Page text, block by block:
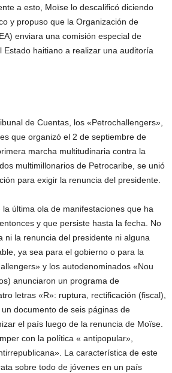
a esto, Moïse lo descalificó diciendo
y propuso que la Organización de
enviara una comisión especial de
Estado haitiano a realizar una auditoría
de Cuentas, los «Petrochallengers»,
que organizó el 2 de septiembre de
marcha multitudinaria contra la
multimillonarios de Petrocaribe, se unió
para exigir la renuncia del presidente.
última ola de manifestaciones que ha
y que persiste hasta la fecha. No
ni la renuncia del presidente ni alguna
ya sea para el gobierno o para la
y los autodenominados «Nou
anunciaron un programa de
letras «R»: ruptura, rectificación (fiscal),
documento de seis páginas de
el país luego de la renuncia de Moïse.
con la política « antipopular»,
La característica de este
sobre todo de jóvenes en un país